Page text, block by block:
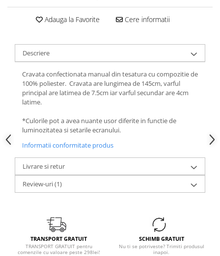
Adauga la Favorite Cere informatii
Descriere
Cravata confectionata manual din tesatura cu compozitie de
100% poliester. Cravata are lungimea de 145cm, varful
principal are latimea de 7.5cm iar varful secundar are 4cm
latime.
*Culorile pot a avea nuante usor diferite in functie de
luminozitatea si setarile ecranului.
Informatii conformitate produs
Livrare si retur
Review-uri(1)
TRANSPORT GRATUIT
TRANSPORT GRATUIT pentru
comenzile cu valoare peste 298lei!
SCHIMB GRATUIT
Nu ti se potriveste? Trimiti produsul
inapoi.